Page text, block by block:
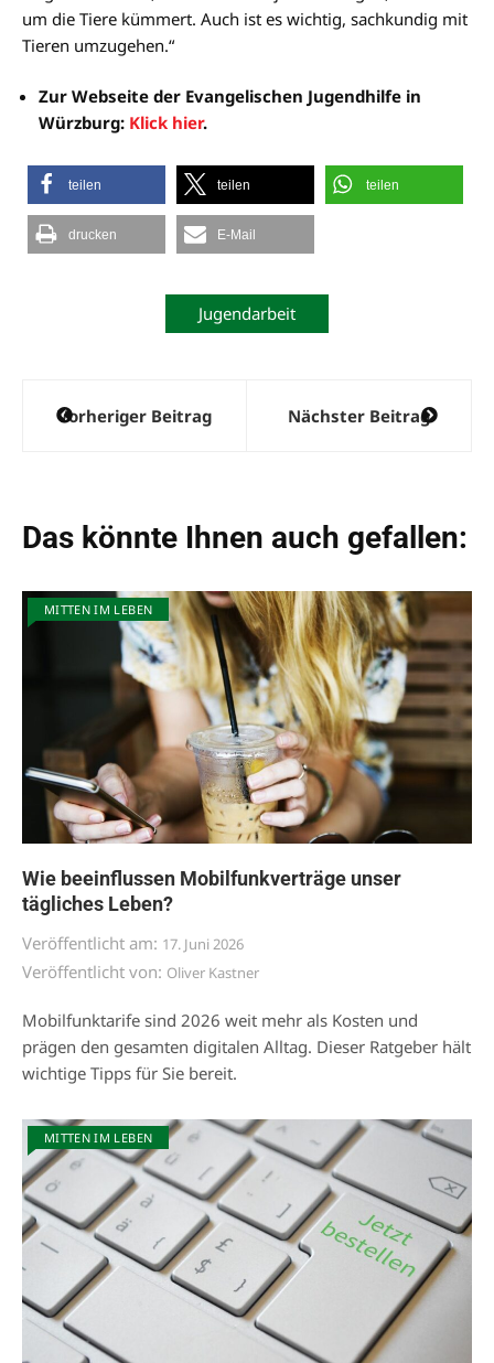
um die Tiere kümmert. Auch ist es wichtig, sachkundig mit
Tieren umzugehen.“
Zur Webseite der Evangelischen Jugendhilfe in
Würzburg: Klick hier.
teilen teilen teilen
drucken E-Mail
Jugendarbeit
Beitragsnavigation
Vorheriger Beitrag Nächster Beitrag
Das könnte Ihnen auch gefallen:
MITTEN IM LEBEN
Wie beeinflussen Mobilfunkverträge unser
tägliches Leben?
Veröffentlicht am: 17. Juni 2026
Veröffentlicht von: Oliver Kastner
Mobilfunktarife sind 2026 weit mehr als Kosten und
prägen den gesamten digitalen Alltag. Dieser Ratgeber hält
wichtige Tipps für Sie bereit.
MITTEN IM LEBEN